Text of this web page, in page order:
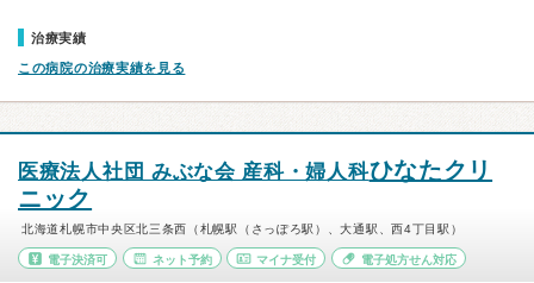
治療実績
この病院の治療実績を見る
医療法人社団 みぶな会 産科・婦人科ひなたクリ
ニック
北海道札幌市中央区北三条西（札幌駅（さっぽろ駅）、大通駅、西4丁目駅）
電子決済可 ネット予約 マイナ受付 電子処方せん対応